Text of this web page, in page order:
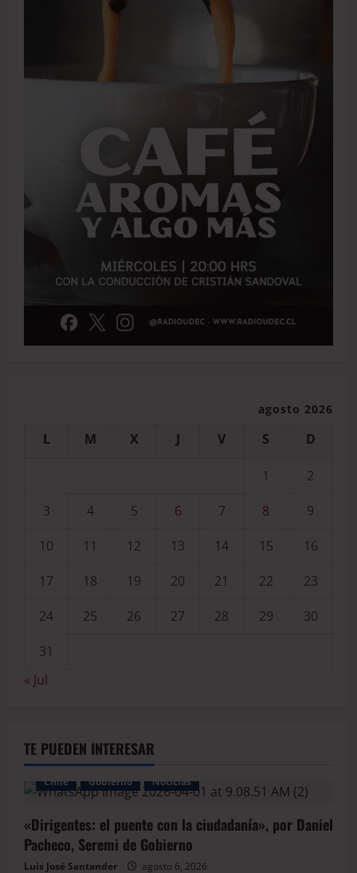
agosto 2026
L M X J V S D
1
2
3
4 5 6 7 8
9
10
11 12 13 14 15
16
17
18 19 20 21 22
23
24
25 26 27 28 29
30
31
« Jul
TE PUEDEN INTERESAR
Chile Gobierno Noticias
«Dirigentes: el puente con la ciudadanía», por Daniel
Pacheco, Seremi de Gobierno
Luis José Santander
agosto 6, 2026